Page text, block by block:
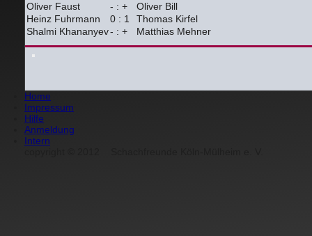
Oliver Faust
- : +
Oliver Bill
Heinz Fuhrmann
0 : 1
Thomas Kirfel
Shalmi Khananyev- : + Matthias Mehner
Home
Impressum
Hilfe
Anmeldung
Intern